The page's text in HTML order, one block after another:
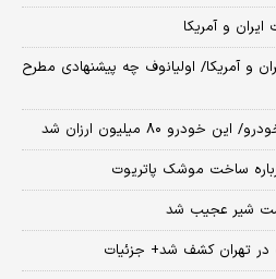
ایران و آمریکا
و آمریکا/ اولیانوف چه پیشنهادی مطرح
۸۰ میلیون ارزان شد
ساخت موشک پاتریوت
شیر عجیب شد